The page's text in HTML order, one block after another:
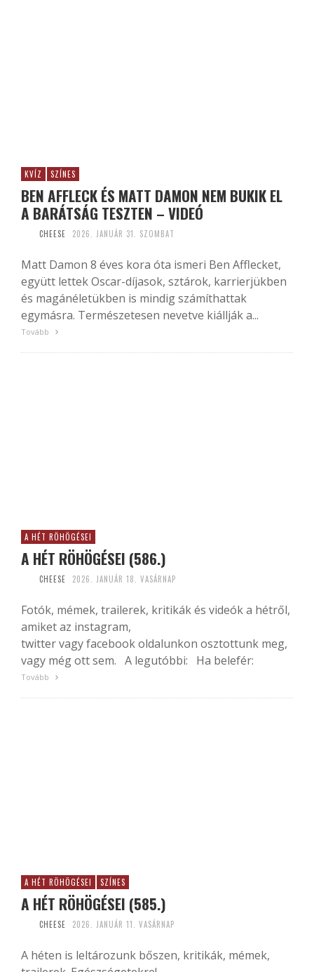
KVÍZ SZÍNES
BEN AFFLECK ÉS MATT DAMON NEM BUKIK EL
A BARÁTSÁG TESZTEN – VIDEÓ
CHEESE 2026. JANUÁR 31. SZOMBAT
Matt Damon 8 éves kora óta ismeri Ben Afflecket,
együtt lettek Oscar-díjasok, sztárok, karrierjükben
és magánéletükben is mindig számíthattak
egymásra. Természetesen nevetve kiállják a...
Tovább
A HÉT RÖHÖGÉSEI
A HÉT RÖHÖGÉSEI (586.)
CHEESE 2026. JANUÁR 18. VASÁRNAP
Fotók, mémek, trailerek, kritikák és videók a hétről,
amiket az instagram,
twitter vagy facebook oldalunkon osztottunk meg,
vagy még ott sem. A legutóbbi: Ha belefér:
Tovább
A HÉT RÖHÖGÉSEI SZÍNES
A HÉT RÖHÖGÉSEI (585.)
CHEESE 2026. JANUÁR 11. VASÁRNAP
A héten is leltározunk bőszen, kritikák, mémek,